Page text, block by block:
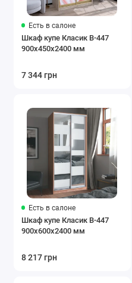
Есть в салоне
Шкаф купе Класик В-447
900х450х2400 мм
7 344 грн
Есть в салоне
Шкаф купе Класик В-447
900х600х2400 мм
8 217 грн